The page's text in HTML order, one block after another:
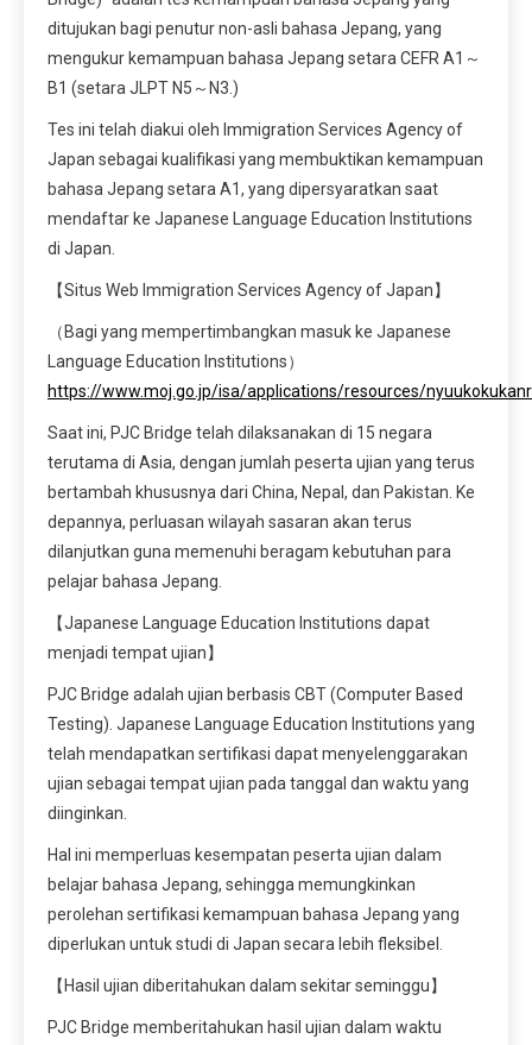
ditujukan bagi penutur non-asli bahasa Jepang, yang
mengukur kemampuan bahasa Jepang setara CEFR A1～
B1 (setara JLPT N5～N3.)
Tes ini telah diakui oleh Immigration Services Agency of
Japan sebagai kualifikasi yang membuktikan kemampuan
bahasa Jepang setara A1, yang dipersyaratkan saat
mendaftar ke Japanese Language Education Institutions
di Japan.
【Situs Web Immigration Services Agency of Japan】
（Bagi yang mempertimbangkan masuk ke Japanese
Language Education Institutions）
https://www.moj.go.jp/isa/applications/resources/
Saat ini, PJC Bridge telah dilaksanakan di 15 negara
terutama di Asia, dengan jumlah peserta ujian yang terus
bertambah khususnya dari China, Nepal, dan Pakistan. Ke
depannya, perluasan wilayah sasaran akan terus
dilanjutkan guna memenuhi beragam kebutuhan para
pelajar bahasa Jepang.
【Japanese Language Education Institutions dapat
menjadi tempat ujian】
PJC Bridge adalah ujian berbasis CBT (Computer Based
Testing). Japanese Language Education Institutions yang
telah mendapatkan sertifikasi dapat menyelenggarakan
ujian sebagai tempat ujian pada tanggal dan waktu yang
diinginkan.
Hal ini memperluas kesempatan peserta ujian dalam
belajar bahasa Jepang, sehingga memungkinkan
perolehan sertifikasi kemampuan bahasa Jepang yang
diperlukan untuk studi di Japan secara lebih fleksibel.
【Hasil ujian diberitahukan dalam sekitar seminggu】
PJC Bridge memberitahukan hasil ujian dalam waktu